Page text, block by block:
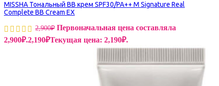
MISSHA Тональный BB крем SPF30/PA++ М Signature Real
Complete BB Cream EX
2,900₽ Первоначальная цена составляла
2,900₽.2,190₽Текущая цена: 2,190₽.